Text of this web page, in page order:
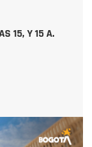
15, Y 15 A.